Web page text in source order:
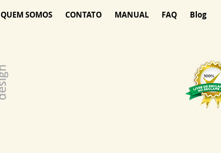
QUEM SOMOS CONTATO MANUAL FAQ Blog